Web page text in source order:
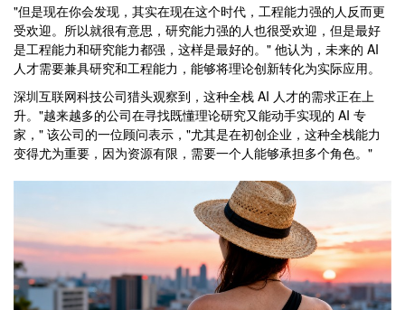
"但是现在你会发现，其实在现在这个时代，工程能力强的人反而更
受欢迎。所以就很有意思，研究能力强的人也很受欢迎，但是最好
是工程能力和研究能力都强，这样是最好的。" 他认为，未来的 AI
人才需要兼具研究和工程能力，能够将理论创新转化为实际应用。
深圳互联网科技公司猎头观察到，这种全栈 AI 人才的需求正在上
升。"越来越多的公司在寻找既懂理论研究又能动手实现的 AI 专
家，" 该公司的一位顾问表示，"尤其是在初创企业，这种全栈能力
变得尤为重要，因为资源有限，需要一个人能够承担多个角色。"